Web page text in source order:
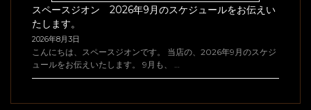
スペースジオン 2026年9月のスケジュールをお伝えい
たします。
2026年8月3日
こんにちは、スペースジオンです。 当店の、2026年9月のスケジ
ュールをお伝えいたします。 9月も、 …